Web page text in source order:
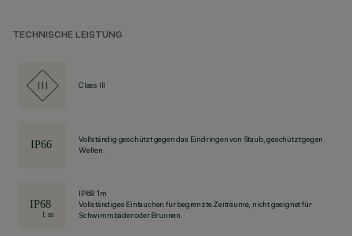
TECHNISCHE LEISTUNG
Class III
Vollständig geschützt gegen das Eindringen von Staub, geschützt gegen
Wellen.
IP68 1m
Vollständiges Eintauchen für begrenzte Zeiträume, nicht geeignet für
Schwimmbäder oder Brunnen.